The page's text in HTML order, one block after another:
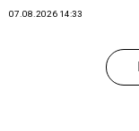
07.08.2026 14:33